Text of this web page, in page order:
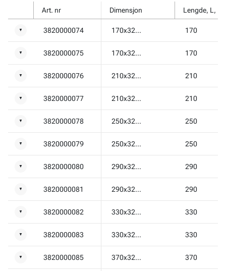
Art. nr Dimensjon Lengde, L,
▼ 3820000074 170x32x2,0 170
▼ 3820000075 170x32x2,0 170
▼ 3820000076 210x32x2,0 210
▼ 3820000077 210x32x2,0 210
▼ 3820000078 250x32x2,0 250
▼ 3820000079 250x32x2,0 250
▼ 3820000080 290x32x2,0 290
▼ 3820000081 290x32x2,0 290
▼ 3820000082 330x32x2,0 330
▼ 3820000083 330x32x2,0 330
▼ 3820000085 370x32x2,0 370